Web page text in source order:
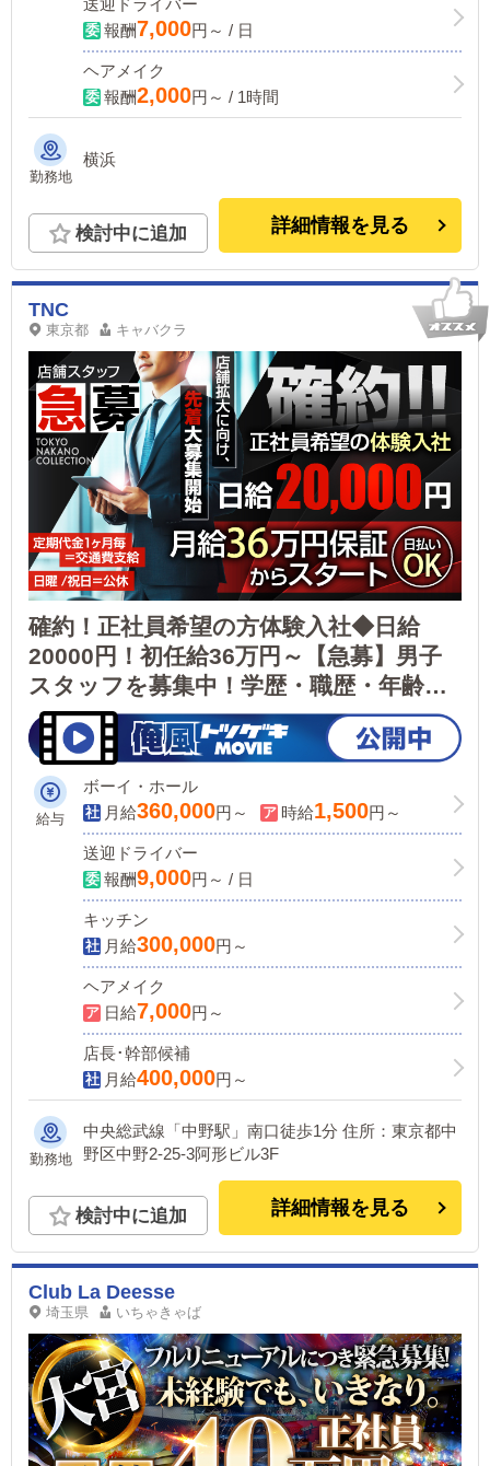
報酬7,000円～ / 日
ヘアメイク
報酬2,000円～ / 1時間
勤務地
横浜
検討中に追加 詳細情報を見る
TNC
東京都 キャバクラ
確約！正社員希望の方体験入社◆日給
20000円！初任給36万円～【急募】男子
スタッフを募集中！学歴・職歴・年齢は
一切関係なし！スピード昇格&昇給が可
能☆
給与
ボーイ・ホール
月給360,000円～ 時給1,500円～
送迎ドライバー
報酬9,000円～ / 日
キッチン
月給300,000円～
ヘアメイク
日給7,000円～
店長･幹部候補
月給400,000円～
勤務地
中央総武線「中野駅」南口徒歩1分 住所：東京都中
野区中野2-25-3阿形ビル3F
検討中に追加 詳細情報を見る
Club La Deesse
埼玉県 いちゃきゃば